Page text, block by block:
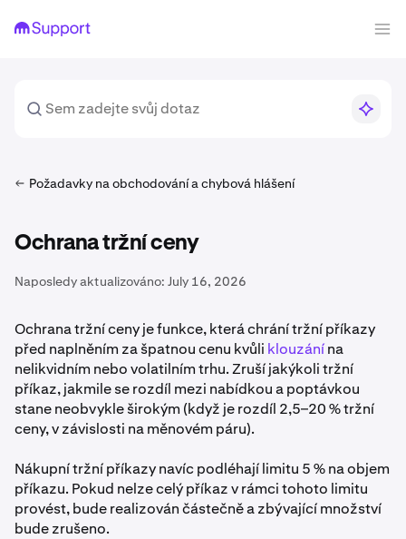
Požadavky na obchodování a chybová hlášení
Ochrana tržní ceny
Naposledy aktualizováno: July 16, 2026
Ochrana tržní ceny je funkce, která chrání tržní příkazy
před naplněním za špatnou cenu kvůli klouzánína
nelikvidním nebo volatilním trhu. Zruší jakýkoli tržní
příkaz, jakmile se rozdíl mezi nabídkou a poptávkou
stane neobvykle širokým (když je rozdíl 2,5–20 % tržní
ceny, v závislosti na měnovém páru).
Nákupní tržní příkazy navíc podléhají limitu 5 % na objem
příkazu. Pokud nelze celý příkaz v rámci tohoto limitu
provést, bude realizován částečně a zbývající množství
bude zrušeno.